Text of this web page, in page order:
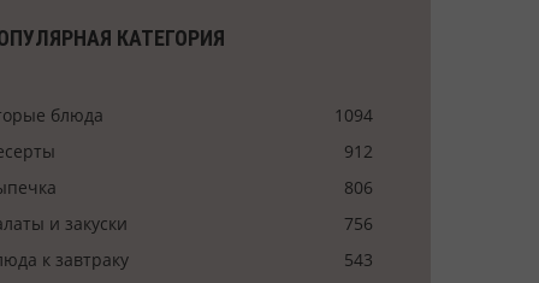
КАТЕГОРИЯ
блюда
1094
912
806
и закуски
756
к завтраку
543